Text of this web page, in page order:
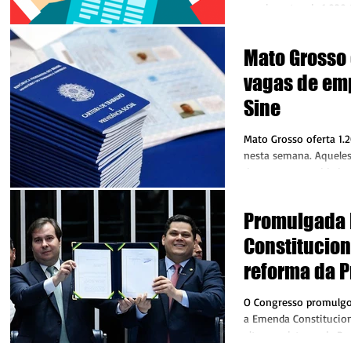
vencimentos de
Mato
vagas de
Sine
Mato Grosso oferta
nesta semana.
Promulgada
reforma da
O Congresso
a Emenda
altera o sistema de